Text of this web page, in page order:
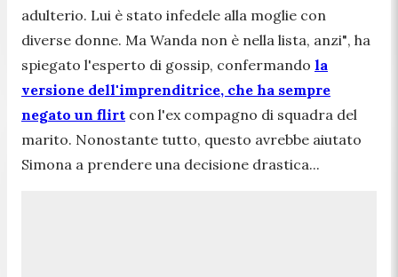
adulterio. Lui è stato infedele alla moglie con
diverse donne. Ma Wanda non è nella lista, anzi", ha
spiegato l'esperto di gossip, confermando la
versione dell'imprenditrice, che ha sempre
negato un flirt con l'ex compagno di squadra del
marito. Nonostante tutto, questo avrebbe aiutato
Simona a prendere una decisione drastica...